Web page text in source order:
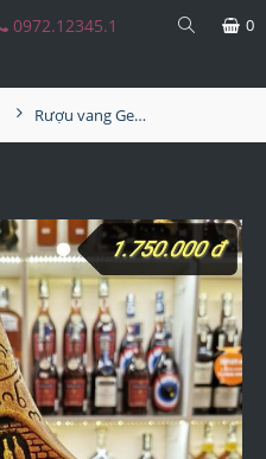
0972.12345.1 0
Rượu vang Georgia Reb Wines S102